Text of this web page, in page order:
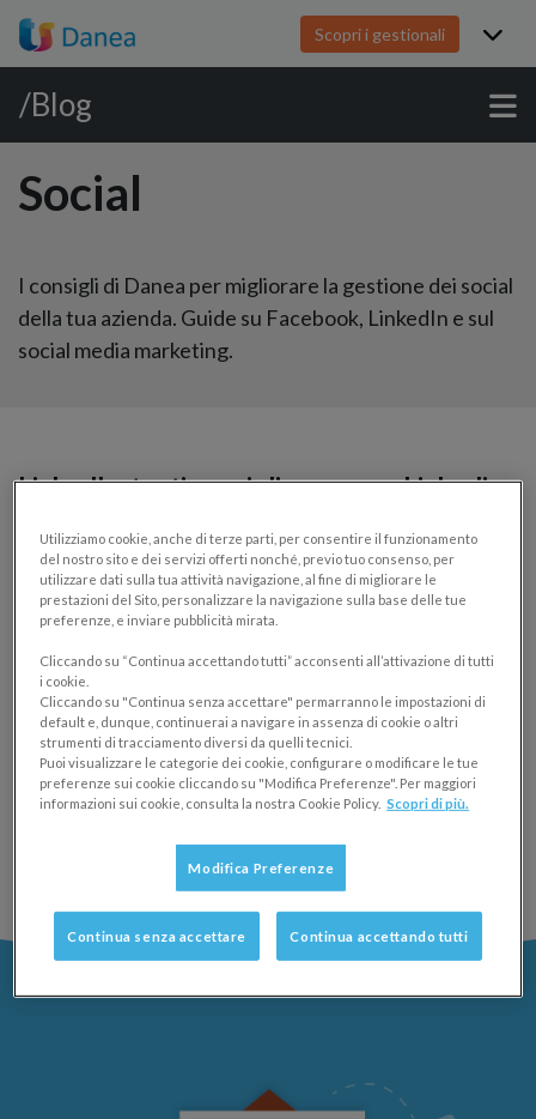
Scopri i gestionali
/Blog
Social
I consigli di Danea per migliorare la gestione dei social
della tua azienda. Guide su Facebook, LinkedIn e sul
social media marketing.
LinkedIn: tanti consigli per usare Linkedin
SOCIAL
25/03/2014
Dritte efficaci per sfruttare al meglio le potenzialità di
LinkedIn, il social network per tutti i professionisti,
che ormai rappresenta uno strumento irrinunciabile
per ogni professionista.
Utilizziamo cookie, anche di terze parti, per consentire il funzionamento
del nostro sito e dei servizi offerti nonché, previo tuo consenso, per
utilizzare dati sulla tua attività navigazione, al fine di migliorare le
prestazioni del Sito, personalizzare la navigazione sulla base delle tue
preferenze, e inviare pubblicità mirata.
Cliccando su “Continua accettando tutti” acconsenti all’attivazione di tutti
i cookie.
Cliccando su "Continua senza accettare" permarranno le impostazioni di
default e, dunque, continuerai a navigare in assenza di cookie o altri
strumenti di tracciamento diversi da quelli tecnici.
Puoi visualizzare le categorie dei cookie, configurare o modificare le tue
preferenze sui cookie cliccando su "Modifica Preferenze". Per maggiori
informazioni sui cookie, consulta la nostra Cookie Policy. Scopri di più.
Modifica Preferenze
Continua senza accettare Continua accettando tutti